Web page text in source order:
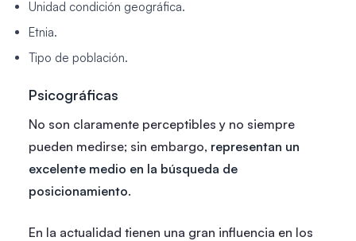
Unidad condición geográfica.
Etnia.
Tipo de población.
Psicográficas
No son claramente perceptibles y no siempre
pueden medirse; sin embargo, representan un
excelente medio en la búsqueda de
posicionamiento.
En la actualidad tienen una gran influencia en los